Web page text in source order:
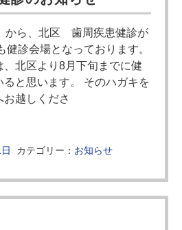
から、北区 歯周疾患健診が
健診会場となっております。
北区より8月下旬までに健
と思います。 そのハガキを
お越しくださ
カテゴリー： お知らせ